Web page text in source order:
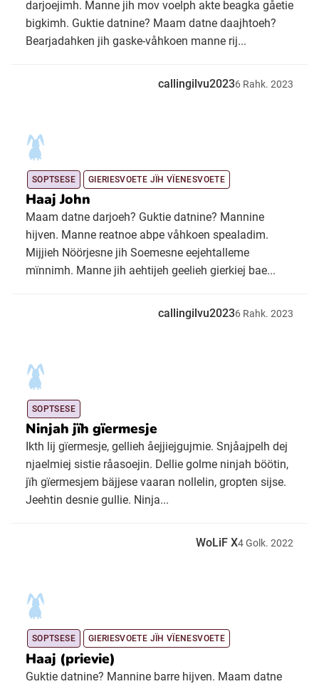
darjoejimh. Manne jih mov voelph akte beagka gåetie
bigkimh. Guktie datnine? Maam datne daajhtoeh?
Bearjadahken jih gaske-våhkoen manne rij...
callingilvu20236 Rahk. 2023
SOPTSESE GIERIESVOETE JÏH VÏENESVOETE
Haaj John
Maam datne darjoeh? Guktie datnine? Mannine
hijven. Manne reatnoe abpe våhkoen spealadim.
Mijjieh Nöörjesne jih Soemesne eejehtalleme
mïnnimh. Manne jih aehtijeh geelieh gierkiej bae...
callingilvu20236 Rahk. 2023
SOPTSESE
Ninjah jïh gïermesje
Ikth lij gïermesje, gellieh åejjiejgujmie. Snjåajpelh dej
njaelmiej sistie råasoejin. Dellie golme ninjah böötin,
jïh gïermesjem bäjjese vaaran nollelin, gropten sijse.
Jeehtin desnie gullie. Ninja...
WoLiF X4Golk. 2022
SOPTSESE GIERIESVOETE JÏH VÏENESVOETE
Haaj (prievie)
Guktie datnine? Mannine barre hijven. Maam datne